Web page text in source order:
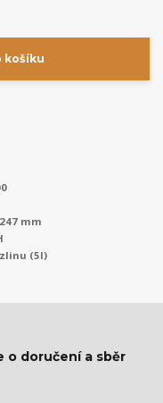
košíku
mm
(5l)
o doručení a sběr